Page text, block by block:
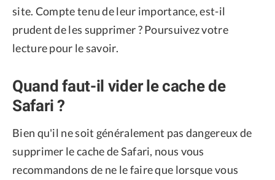
site. Compte tenu de leur importance, est-il
prudent de les supprimer ? Poursuivez votre
lecture pour le savoir.
Quand faut-il vider le cache de
Safari ?
Bien qu'il ne soit généralement pas dangereux de
supprimer le cache de Safari, nous vous
recommandons de ne le faire que lorsque vous